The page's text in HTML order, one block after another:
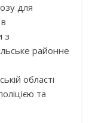
для
з
районне
області
та